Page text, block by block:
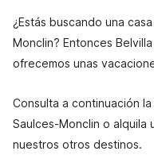
¿Estás buscando una
Monclin? Entonces
ofrecemos unas
Consulta a continuación
Saulces-Monclin o alquila
nuestros otros destinos.